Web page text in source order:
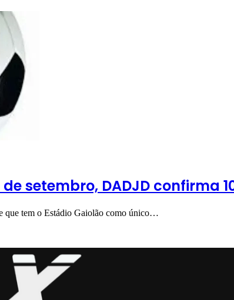
setembro, DADJD confirma
que tem o Estádio Gaiolão como único…